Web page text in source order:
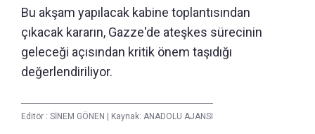
Bu akşam yapılacak kabine toplantısından
çıkacak kararın, Gazze'de ateşkes sürecinin
geleceği açısından kritik önem taşıdığı
değerlendiriliyor.
Editör : SİNEM GÖNEN Kaynak: ANADOLU AJANSI